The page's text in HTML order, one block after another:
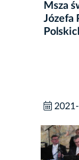
Msza
Józefa